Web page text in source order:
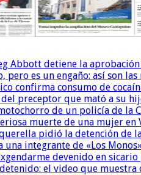
Abbott detiene la
pero es un engaño: así son
confirma consumo de
del preceptor que mató a su
de un policía de la
muerte de una mujer en
pidió la detención de
una integrante de «Los
devenido en
el video que